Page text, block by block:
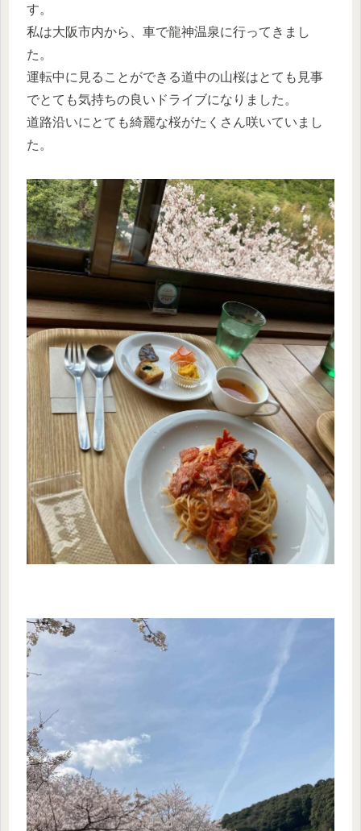
す。
私は大阪市内から、車で龍神温泉に行ってきまし
た。
運転中に見ることができる道中の山桜はとても見事
でとても気持ちの良いドライブになりました。
道路沿いにとても綺麗な桜がたくさん咲いていまし
た。